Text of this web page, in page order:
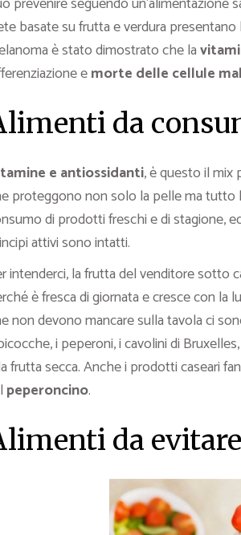
basate su frutta e verdura
è stato dimostrato che la
emorte delle cellule
da
e antiossidanti, è questo il mix
proteggono non solo la pelle ma tutto
di prodotti freschi e di stagione,
attivi sono intatti.
intenderci, la frutta del venditore sotto
è fresca di giornata e cresce con la
non devono mancare sulla tavola ci
i peperoni, i cavolini di
frutta secca. Anche i prodotti caseari
peperoncino.
da evitare